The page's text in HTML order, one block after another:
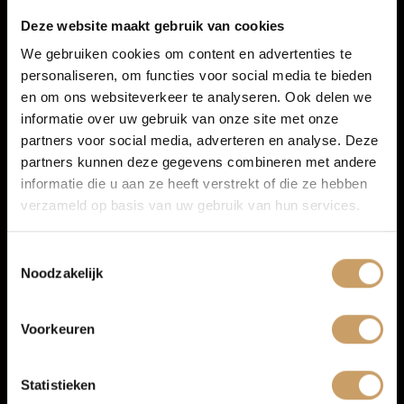
Deze website maakt gebruik van cookies
We gebruiken cookies om content en advertenties te
personaliseren, om functies voor social media te bieden
en om ons websiteverkeer te analyseren. Ook delen we
informatie over uw gebruik van onze site met onze
partners voor social media, adverteren en analyse. Deze
partners kunnen deze gegevens combineren met andere
informatie die u aan ze heeft verstrekt of die ze hebben
verzameld op basis van uw gebruik van hun services.
Noodzakelijk
Voorkeuren
Statistieken
Infotainment
Navigatiesysteem full map + hard disk
Spraakbediening
Multimedia-voorbereiding
Radio
Financiering
Autoverzekeringen
Verkoop
Auto onderhoud
Over Autobedrijf De Baaij